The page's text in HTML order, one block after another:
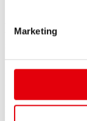
Marketing
Nachdem Sie Ihre
geben Sie die
in der Regel 14 bis